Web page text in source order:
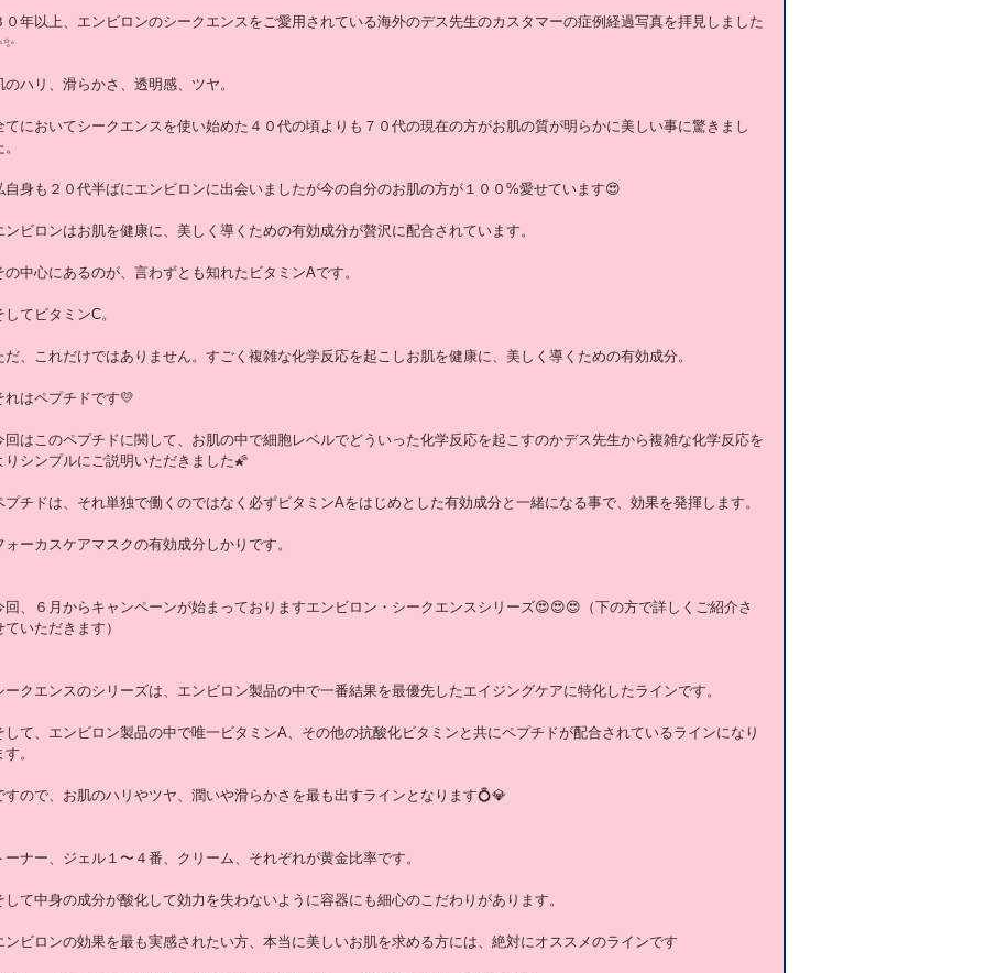
０年以上、エンビロンのシークエンスをご愛用されている海外のデス先生のカスタマーの症例経過写真を拝見しました
のハリ、滑らかさ、透明感、ツヤ。
てにおいてシークエンスを使い始めた４０代の頃よりも７０代の現在の方がお肌の質が明らかに美しい事に驚きまし
自身も２０代半ばにエンビロンに出会いましたが今の自分のお肌の方が１００%愛せています😍
ンビロンはお肌を健康に、美しく導くための有効成分が贅沢に配合されています。
の中心にあるのが、言わずとも知れたビタミンAです。
してビタミンC。
だ、これだけではありません。すごく複雑な化学反応を起こしお肌を健康に、美しく導くための有効成分。
れはペプチドです💛
回はこのペプチドに関して、お肌の中で細胞レベルでどういった化学反応を起こすのかデス先生から複雑な化学反応を
りシンプルにご説明いただきました🌠
プチドは、それ単独で働くのではなく必ずビタミンAをはじめとした有効成分と一緒になる事で、効果を発揮します。
ォーカスケアマスクの有効成分しかりです。
回、６月からキャンペーンが始まっておりますエンビロン・シークエンスシリーズ😍😍😍（下の方で詳しくご紹介さ
ていただきます）
ークエンスのシリーズは、エンビロン製品の中で一番結果を最優先したエイジングケアに特化したラインです。
して、エンビロン製品の中で唯一ビタミンA、その他の抗酸化ビタミンと共にペプチドが配合されているラインになり
す。
すので、お肌のハリやツヤ、潤いや滑らかさを最も出すラインとなります💍💎
ーナー、ジェル１〜４番、クリーム、それぞれが黄金比率です。
して中身の成分が酸化して効力を失わないように容器にも細心のこだわりがあります。
ンビロンの効果を最も実感されたい方、本当に美しいお肌を求める方には、絶対にオススメのラインです